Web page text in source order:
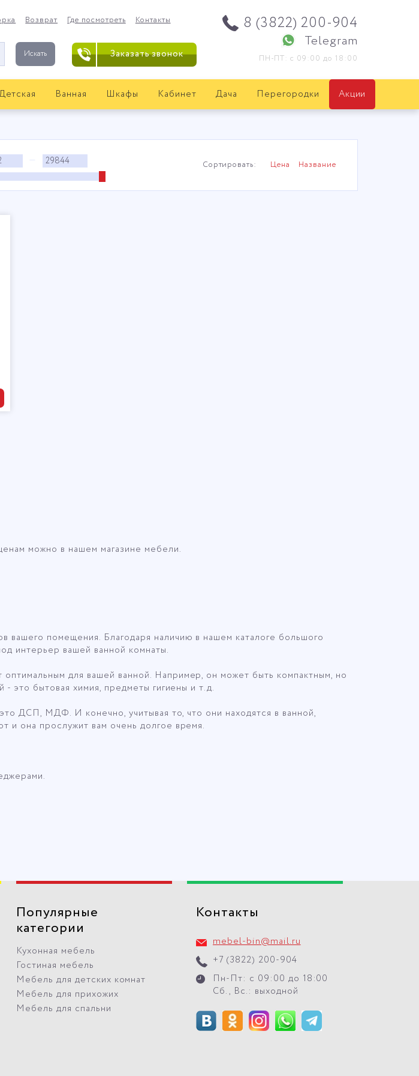
Возврат Где посмотреть Контакты
Искать
8 (3822) 200-904
Telegram
ПН-ПТ: с 09:00 до 18:00
Заказать звонок
Ванная Шкафы Кабинет Дача Перегородки
Акции
— Сортировать: Цена Название
можно в нашем магазине мебели.
вашего помещения. Благодаря наличию в нашем каталоге большого
интерьер вашей ванной комнаты.
для вашей ванной. Например, он может быть компактным, но
это бытовая химия, предметы гигиены и т.д.
ДСП, МДФ. И конечно, учитывая то, что они находятся в ванной,
и она прослужит вам очень долгое время.
Популярные
категории
Кухонная мебель
Гостиная мебель
Мебель для детских комнат
Мебель для прихожих
Мебель для спальни
Контакты
mebel-bin@mail.ru
+7 (3822) 200-904
Пн-Пт: с 09:00 до 18:00
Сб., Вс.: выходной